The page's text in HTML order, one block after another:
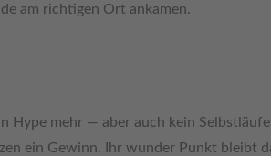
am richtigen Ort ankamen.
Hype mehr — aber auch kein
ein Gewinn. Ihr wunder Punkt bleibt